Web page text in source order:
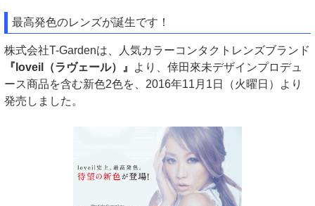
最高発色のレンズが誕生です！
株式会社T-Gardenは、人気カラーコンタクトレンズブランド
『loveil（ラヴェール）』
より、倖田來未デザインプロデュ
ース商品を含む新色2色を、2016年11月1日（火曜日）より
発売しました。